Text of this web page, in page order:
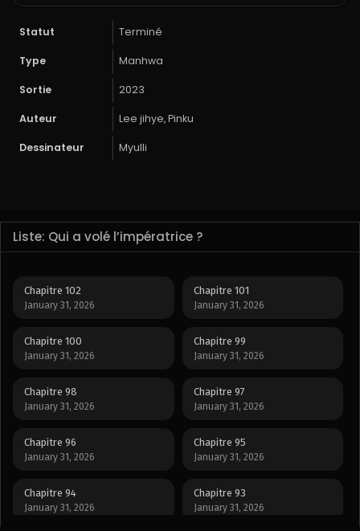
Statut Terminé
Type Manhwa
Sortie 2023
Auteur Lee jihye, Pinku
Dessinateur Myulli
Liste: Qui a volé l’impératrice ?
Chapitre 102
January 31, 2026
Chapitre 101
January 31, 2026
Chapitre 100
January 31, 2026
Chapitre 99
January 31, 2026
Chapitre 98
January 31, 2026
Chapitre 97
January 31, 2026
Chapitre 96
January 31, 2026
Chapitre 95
January 31, 2026
Chapitre 94
January 31, 2026
Chapitre 93
January 31, 2026